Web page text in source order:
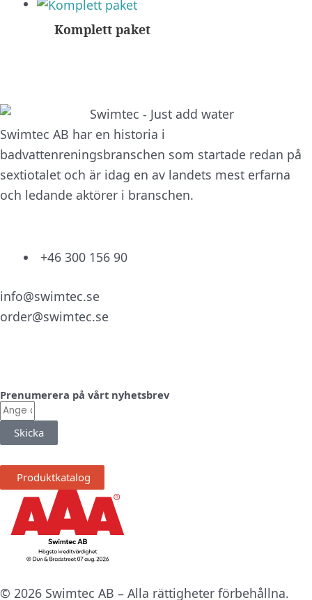
Komplett paket
Swimtec AB har en historia i
badvattenreningsbranschen som startade redan på
sextiotalet och är idag en av landets mest erfarna
och ledande aktörer i branschen.
+46 300 156 90
info@swimtec.se
order@swimtec.se
Prenumerera på vårt nyhetsbrev
E-
postSkicka
Produktkatalog
© 2026 Swimtec AB – Alla rättigheter förbehållna.